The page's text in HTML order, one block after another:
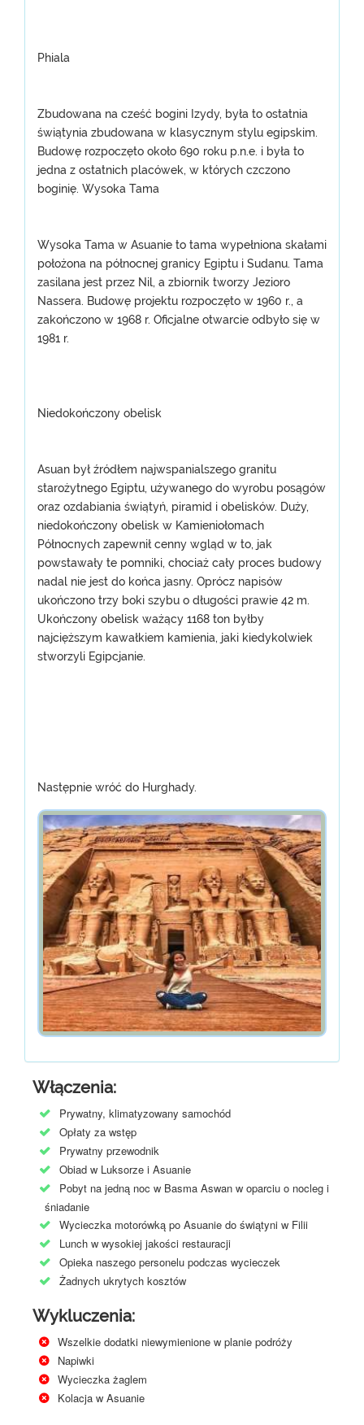
Phiala
Zbudowana na cześć bogini Izydy, była to ostatnia
świątynia zbudowana w klasycznym stylu egipskim.
Budowę rozpoczęto około 690 roku p.n.e. i była to
jedna z ostatnich placówek, w których czczono
boginię. Wysoka Tama
Wysoka Tama w Asuanie to tama wypełniona skałami
położona na północnej granicy Egiptu i Sudanu. Tama
zasilana jest przez Nil, a zbiornik tworzy Jezioro
Nassera. Budowę projektu rozpoczęto w 1960 r., a
zakończono w 1968 r. Oficjalne otwarcie odbyło się w
1981 r.
Niedokończony obelisk
Asuan był źródłem najwspanialszego granitu
starożytnego Egiptu, używanego do wyrobu posągów
oraz ozdabiania świątyń, piramid i obelisków. Duży,
niedokończony obelisk w Kamieniołomach
Północnych zapewnił cenny wgląd w to, jak
powstawały te pomniki, chociaż cały proces budowy
nadal nie jest do końca jasny. Oprócz napisów
ukończono trzy boki szybu o długości prawie 42 m.
Ukończony obelisk ważący 1168 ton byłby
najcięższym kawałkiem kamienia, jaki kiedykolwiek
stworzyli Egipcjanie.
Następnie wróć do Hurghady.
Włączenia:
Prywatny, klimatyzowany samochód
Opłaty za wstęp
Prywatny przewodnik
Obiad w Luksorze i Asuanie
Pobyt na jedną noc w Basma Aswan w oparciu o nocleg i
śniadanie
Wycieczka motorówką po Asuanie do świątyni w Filii
Lunch w wysokiej jakości restauracji
Opieka naszego personelu podczas wycieczek
Żadnych ukrytych kosztów
Wykluczenia:
Wszelkie dodatki niewymienione w planie podróży
Napiwki
Wycieczka żaglem
Kolacja w Asuanie